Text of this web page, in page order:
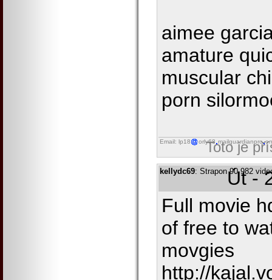
aimee
amature
muscular
porn
Email: lp18 orly68 mailguardianpro
Toto je
kellydc69: Strapon 90 982
Út -
Full movie
of free to
movgies
http://